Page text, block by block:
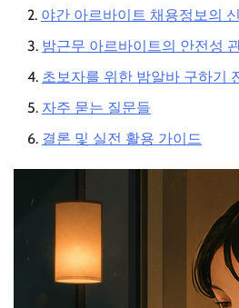
야간 아르바이트 채용정보의
밤근무 아르바이트의 안전성
초보자를 위한 밤알바 구하기
자주 묻는 질문들
결론 및 실전 활용 가이드